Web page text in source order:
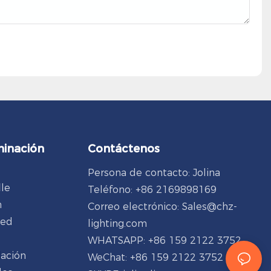
Contáctenos
Persona de contacto: Jolina
Teléfono: +86 2169898169
Correo electrónico: Sales@chz-
lighting.com
WHATSAPP: +86 159 2122 3752
WeChat: +86 159 2122 3752